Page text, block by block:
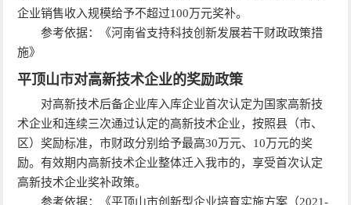
企业销售收入规模给予不超过100万元奖补。
参考依据：《河南省支持科技创新发展若干财政政策措
施》
平顶山市对高新技术企业的奖励政策
对高新技术后备企业库入库企业首次认定为国家高新技
术企业和连续三次通过认定的高新技术企业，按照县（市、
区）奖励标准，市财政分别给予最高30万元、10万元的奖
励。有效期内高新技术企业整体迁入我市的，享受首次认定
高新技术企业奖补政策。
参考依据：《平顶山市创新型企业培育实施方案（2021-